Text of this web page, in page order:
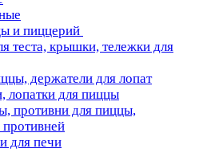
и пиццерий
теста, крышки, тележки для
держатели для лопат
лопатки для пиццы
противни для пиццы,
для печи